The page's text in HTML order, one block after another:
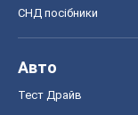
СНД посібники
Авто
Тест Драйв